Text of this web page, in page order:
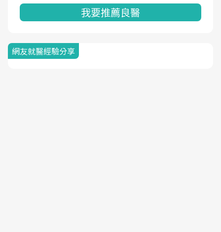
我要推薦良醫
網友就醫經驗分享